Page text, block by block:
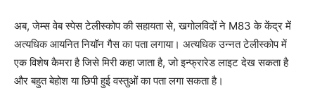
अब, जेम्स वेब स्पेस टेलीस्कोप की सहायता से, खगोलविदों ने M83 के केंद्र में
अत्यधिक आयनित नियॉन गैस का पता लगाया। अत्यधिक उन्नत टेलीस्कोप में
एक विशेष कैमरा है जिसे मिरी कहा जाता है, जो इन्फ्रारेड लाइट देख सकता है
और बहुत बेहोश या छिपी हुई वस्तुओं का पता लगा सकता है।